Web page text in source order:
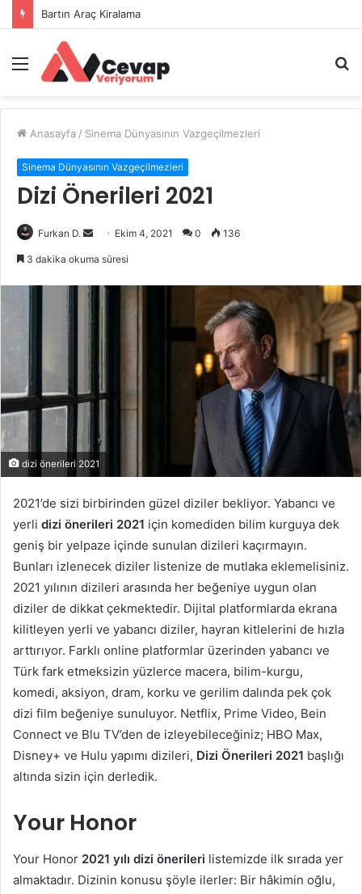
Bartın Araç Kiralama
Menü
...
Anasayfa / Sinema Dünyasının Vazgeçilmezleri
Sinema Dünyasının Vazgeçilmezleri
Dizi Önerileri 2021
Furkan D.
Bir
göndermek
Ekim 4, 2021 0 136
3 dakika okuma süresi
dizi önerileri 2021
2021’de sizi birbirinden güzel diziler bekliyor. Yabancı ve
yerli dizi önerileri 2021 için komediden bilim kurguya dek
geniş bir yelpaze içinde sunulan dizileri kaçırmayın.
Bunları izlenecek diziler listenize de mutlaka eklemelisiniz.
2021 yılının dizileri arasında her beğeniye uygun olan
diziler de dikkat çekmektedir. Dijital platformlarda ekrana
kilitleyen yerli ve yabancı diziler, hayran kitlelerini de hızla
arttırıyor. Farklı online platformlar üzerinden yabancı ve
Türk fark etmeksizin yüzlerce macera, bilim-kurgu,
komedi, aksiyon, dram, korku ve gerilim dalında pek çok
dizi film beğeniye sunuluyor. Netflix, Prime Video, Bein
Connect ve Blu TV’den de izleyebileceğiniz; HBO Max,
Disney+ ve Hulu yapımı dizileri, Dizi Önerileri 2021 başlığı
altında sizin için derledik.
Your Honor
Your Honor 2021 yılı dizi önerileri listemizde ilk sırada yer
almaktadır. Dizinin konusu şöyle ilerler: Bir hâkimin oğlu,